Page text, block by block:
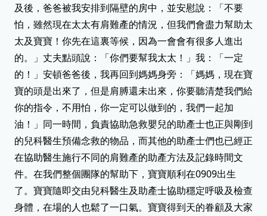
及後，爸爸被我安排到隔壁的房中，並安慰說：「不要
怕，雖然現在太太有肩難產的情況，但我們會盡力幫助太
太及寶寶！你先在這裏等候，因為一會會有很多人進出
的。」丈夫點頭說：「你們要幫我太太！」我：「一定
的！」安頓爸爸後，我再回到媽媽身旁：「媽媽，現在寶
寶的頭是出來了，但是肩膊還未出來，你要聽清楚我們給
你的指令，不用怕，你一定可以做到的，我們一起加
油！」同一時間，負責協助急救嬰兒的助產士也正與剛到
的兒科醫生預備念救的物品，而其他的助產士們也已經正
在協助醫生施行不同的肩難產的助產方法及記錄時間文
件。在我們整個團隊的幫助下，寶寶順利在0909出生
了。寶寶隨即交由兒科醫生及助產士協助穩定呼吸及檢查
身體，在場的人也鬆了一口氣。寶寶得到天的眷顧及大家